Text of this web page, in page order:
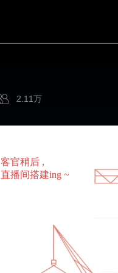
2.11万
客官稍后 ,
直播间搭建ing ~